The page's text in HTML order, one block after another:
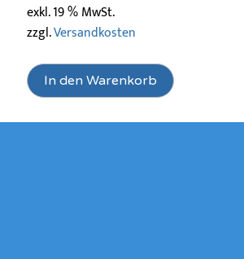
exkl. 19 % MwSt.
zzgl.Versandkosten
In den Warenkorb